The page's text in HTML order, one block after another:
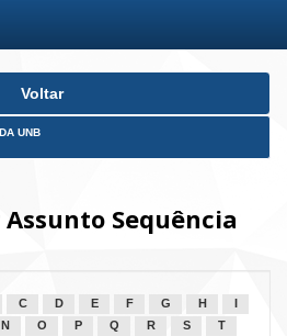
Voltar
UNB
Sequência
C D E F G H
N O P Q R S
T